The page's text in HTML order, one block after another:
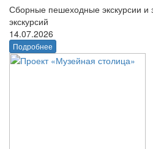
Сборные пешеходные экскурсии и
экскурсий
14.07.2026
Подробнее